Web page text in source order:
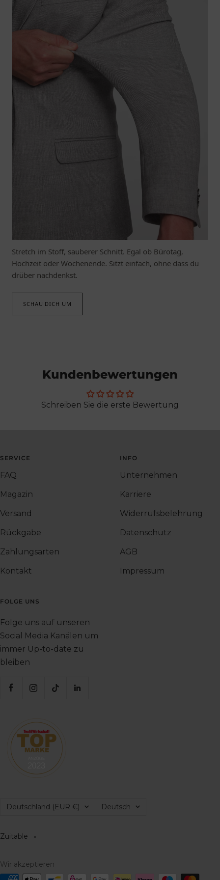
Stretch im Stoff, sauberer Schnitt. Egal ob Bürotag,
Hochzeit oder Wochenende. Sitzt einfach, ohne dass du
drüber nachdenkst.
SCHAU DICH UM
Kundenbewertungen
Schreiben Sie die erste Bewertung
SERVICE
FAQ
Magazin
Versand
Rückgabe
Zahlungsarten
Kontakt
INFO
Unternehmen
Karriere
Widerrufsbelehrung
Datenschutz
AGB
Impressum
FOLGE UNS
Folge uns auf unseren
Social Media Kanälen um
immer Up-to-date zu
bleiben
Land/Region
Deutschland (EUR €) Sprache
Deutsch
Zuitable
Wir akzeptieren